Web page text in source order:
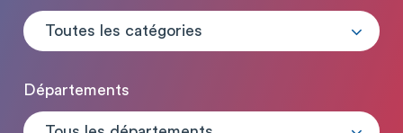
Toutes les catégories
Départements